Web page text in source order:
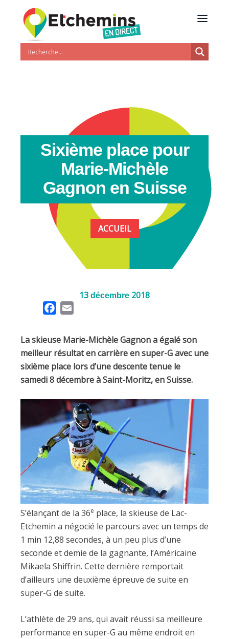
Sixième place pour
Marie-Michèle
Gagnon en Suisse
ACCUEIL
13 décembre 2018
e
b
o
o
i
l
La skieuse Marie-Michèle Gagnon a égalé son
meilleur résultat en carrière en super-G avec une
sixième place lors d’une descente tenue le
samedi 8 décembre à Saint-Moritz, en Suisse.
S’élançant de la 36e place, la skieuse de Lac-
Etchemin a négocié le parcours avec un temps de
1 min 12,88 secondes, à un peu plus d’une
seconde et demie de la gagnante, l’Américaine
Mikaela Shiffrin. Cette dernière remportait
d’ailleurs une deuxième épreuve de suite en
super-G de suite.
L’athlète de 29 ans, qui avait réussi sa meilleure
performance en super-G au même endroit en